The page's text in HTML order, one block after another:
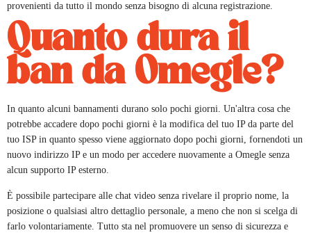
provenienti da tutto il mondo senza bisogno di alcuna registrazione.
Quanto dura il
ban da Omegle?
In quanto alcuni bannamenti durano solo pochi giorni. Un'altra cosa che
potrebbe accadere dopo pochi giorni è la modifica del tuo IP da parte del
tuo ISP in quanto spesso viene aggiornato dopo pochi giorni, fornendoti un
nuovo indirizzo IP e un modo per accedere nuovamente a Omegle senza
alcun supporto IP esterno.
È possibile partecipare alle chat video senza rivelare il proprio nome, la
posizione o qualsiasi altro dettaglio personale, a meno che non si scelga di
farlo volontariamente. Tutto sta nel promuovere un senso di sicurezza e